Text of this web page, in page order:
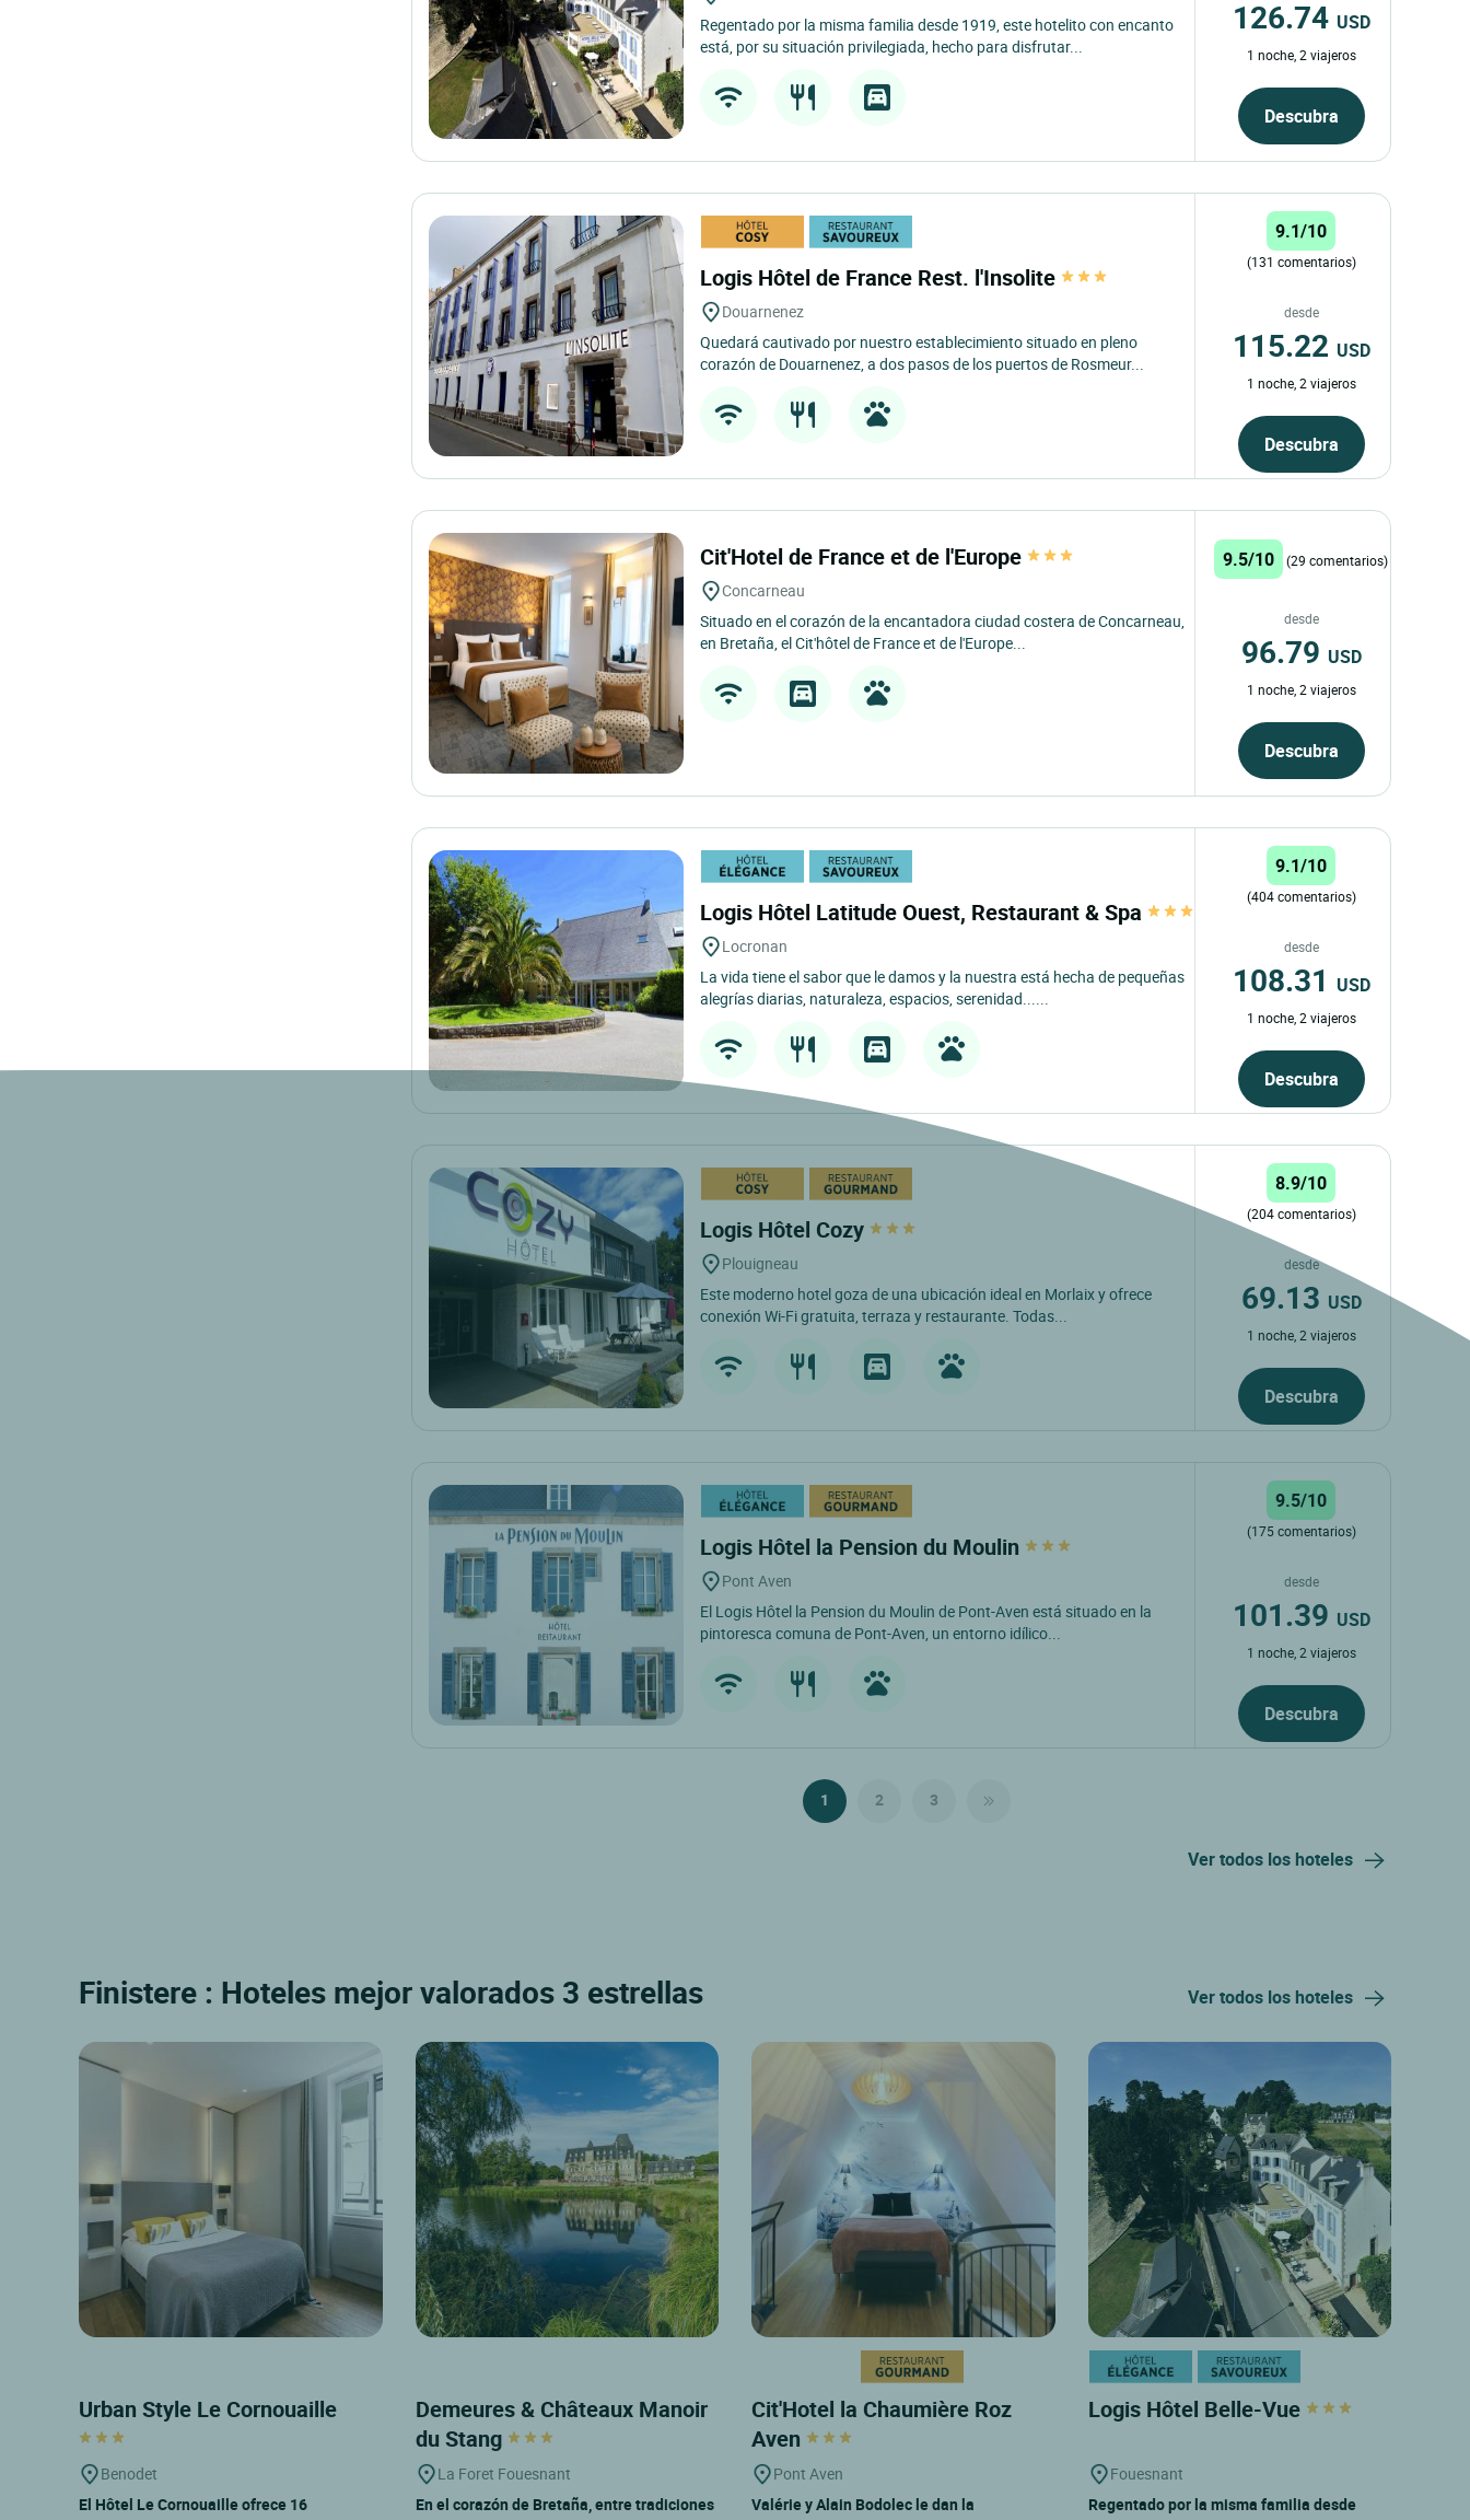
Regentado por la misma familia desde 1919, este hotelito con encanto
está, por su situación privilegiada, hecho para disfrutar...
126.74 USD
1 noche, 2 viajeros
Descubra
Logis Hôtel de France Rest. l'Insolite
Douarnenez
Quedará cautivado por nuestro establecimiento situado en pleno
corazón de Douarnenez, a dos pasos de los puertos de Rosmeur...
9.1/10
(131 comentarios)
desde
115.22 USD
1 noche, 2 viajeros
Descubra
Cit'Hotel de France et de l'Europe
Concarneau
Situado en el corazón de la encantadora ciudad costera de Concarneau,
en Bretaña, el Cit'hôtel de France et de l'Europe...
9.5/10 (29 comentarios)
desde
96.79 USD
1 noche, 2 viajeros
Descubra
Logis Hôtel Latitude Ouest, Restaurant & Spa
Locronan
La vida tiene el sabor que le damos y la nuestra está hecha de pequeñas
alegrías diarias, naturaleza, espacios, serenidad......
9.1/10
(404 comentarios)
desde
108.31 USD
1 noche, 2 viajeros
Descubra
Logis Hôtel Cozy
Plouigneau
Este moderno hotel goza de una ubicación ideal en Morlaix y ofrece
conexión Wi-Fi gratuita, terraza y restaurante. Todas...
8.9/10
(204 comentarios)
desde
69.13 USD
1 noche, 2 viajeros
Descubra
Logis Hôtel la Pension du Moulin
Pont Aven
El Logis Hôtel la Pension du Moulin de Pont-Aven está situado en la
pintoresca comuna de Pont-Aven, un entorno idílico...
9.5/10
(175 comentarios)
desde
101.39 USD
1 noche, 2 viajeros
Descubra
1 2 3
Ver todos los hoteles
Finistere : Hoteles mejor valorados 3 estrellas Ver todos los hoteles
Urban Style Le Cornouaille
Benodet
El Hôtel Le Cornouaille ofrece 16
Demeures & Châteaux Manoir
du Stang
La Foret Fouesnant
En el corazón de Bretaña, entre tradiciones
Cit'Hotel la Chaumière Roz
Aven
Pont Aven
Valérie y Alain Bodolec le dan la
Logis Hôtel Belle-Vue
Fouesnant
Regentado por la misma familia desde